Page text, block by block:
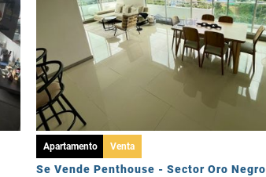
Apartamento Venta
Se Vende Penthouse - Sector Oro Negro